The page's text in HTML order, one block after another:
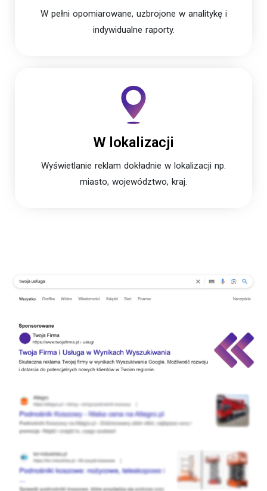
W pełni opomiarowane, uzbrojone w analitykę i
indywidualne raporty.
W lokalizacji
Wyświetlanie reklam dokładnie w lokalizacji np.
miasto, województwo, kraj.